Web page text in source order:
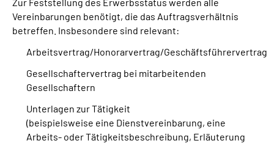
Vereinbarungen benötigt, die das Auftragsverhältnis
betreffen. Insbesondere sind relevant:
Arbeitsvertrag/Honorarvertrag/Geschäftsführervertrag
Gesellschaftervertrag bei mitarbeitenden
Gesellschaftern
Unterlagen zur Tätigkeit
(beispielsweise eine Dienstvereinbarung, eine
Arbeits- oder Tätigkeitsbeschreibung, Erläuterung